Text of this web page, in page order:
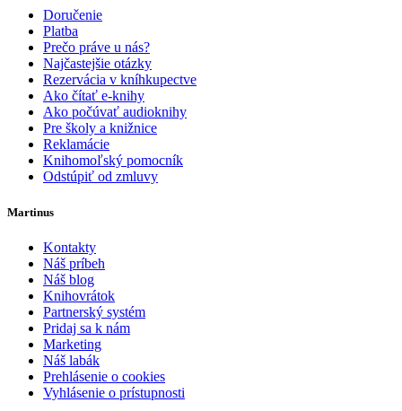
Doručenie
Platba
Prečo práve u nás?
Najčastejšie otázky
Rezervácia v kníhkupectve
Ako čítať e-knihy
Ako počúvať audioknihy
Pre školy a knižnice
Reklamácie
Knihomoľský pomocník
Odstúpiť od zmluvy
Martinus
Kontakty
Náš príbeh
Náš blog
Knihovrátok
Partnerský systém
Pridaj sa k nám
Marketing
Náš labák
Prehlásenie o cookies
Vyhlásenie o prístupnosti